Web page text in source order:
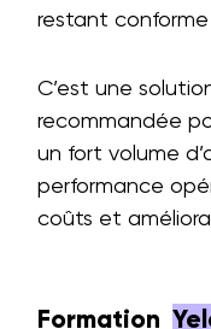
restant conforme
C’est une
recommandée
un fort volume
performance
coûts et
Formation